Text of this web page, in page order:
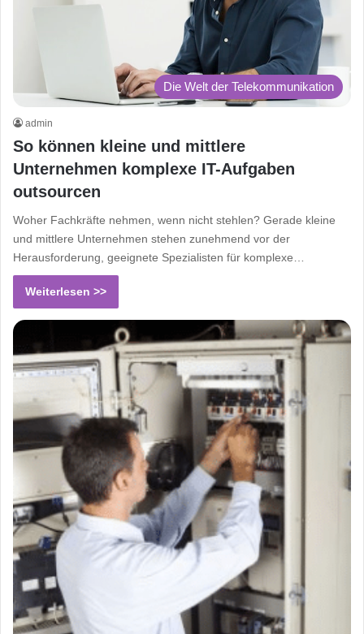
Die Welt der Telekommunikation
admin
So können kleine und mittlere
Unternehmen komplexe IT-Aufgaben
outsourcen
Woher Fachkräfte nehmen, wenn nicht stehlen? Gerade kleine
und mittlere Unternehmen stehen zunehmend vor der
Herausforderung, geeignete Spezialisten für komplexe…
Weiterlesen >>